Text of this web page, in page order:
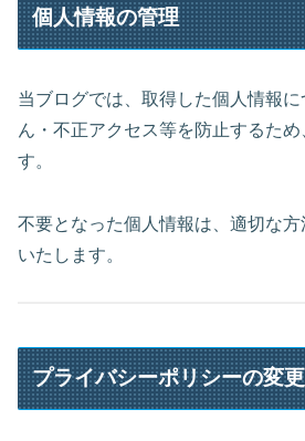
個人情報の管理
当ブログでは、取得した個人情報
ん・不正アクセス等を防止するた
す。
不要となった個人情報は、適切な
いたします。
プライバシーポリシーの変更